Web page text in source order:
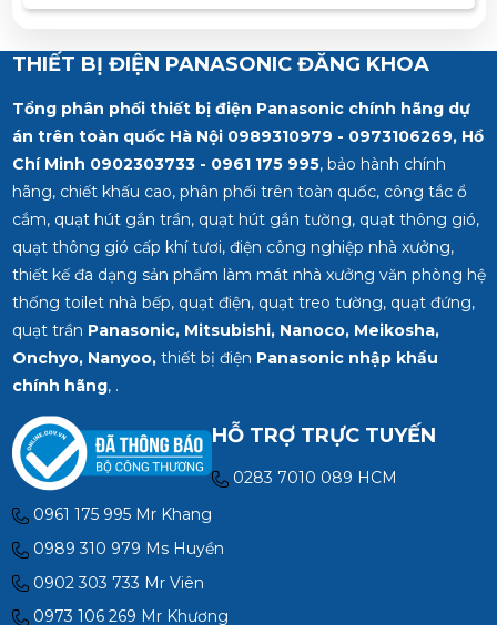
THIẾT BỊ ĐIỆN PANASONIC ĐĂNG KHOA
Tổng phân phối thiết bị điện Panasonic chính hãng dự
án trên toàn quốc Hà Nội 0989310979 - 0973106269, Hồ
Chí Minh 0902303733 - 0961 175 995, bảo hành chính
hãng, chiết khấu cao, phân phối trên toàn quốc, công tắc ổ
cắm, quạt hút gắn trần, quạt hút gắn tường, quạt thông gió,
quạt thông gió cấp khí tươi, điện công nghiệp nhà xưởng,
thiết kế đa dạng sản phẩm làm mát nhà xưởng văn phòng hệ
thống toilet nhà bếp, quạt điện, quạt treo tường, quạt đứng,
quạt trần Panasonic, Mitsubishi, Nanoco, Meikosha,
Onchyo, Nanyoo,thiết bị điện Panasonic nhập khẩu
chính hãng, .
HỖ TRỢ TRỰC TUYẾN
0283 7010 089 HCM
0961 175 995 Mr Khang
0989 310 979 Ms Huyền
0902 303 733 Mr Viên
0973 106 269 Mr Khương